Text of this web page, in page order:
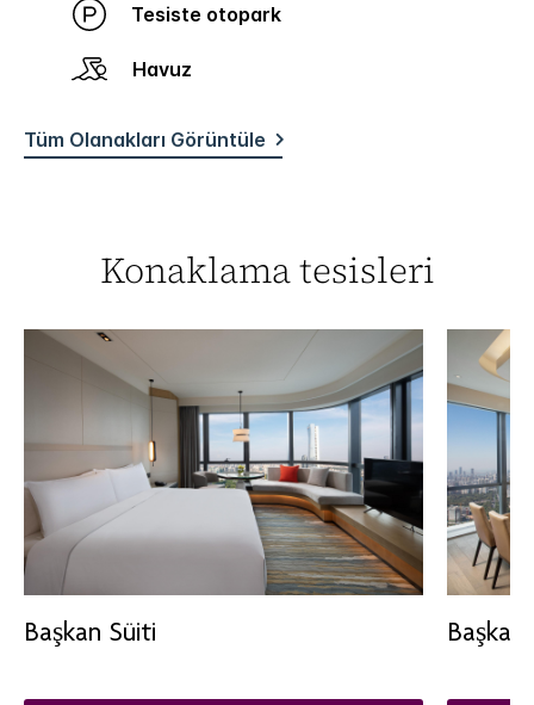
Tesiste otopark
Havuz
Tüm Olanakları Görüntüle
Konaklama tesisleri
Başkan Süiti